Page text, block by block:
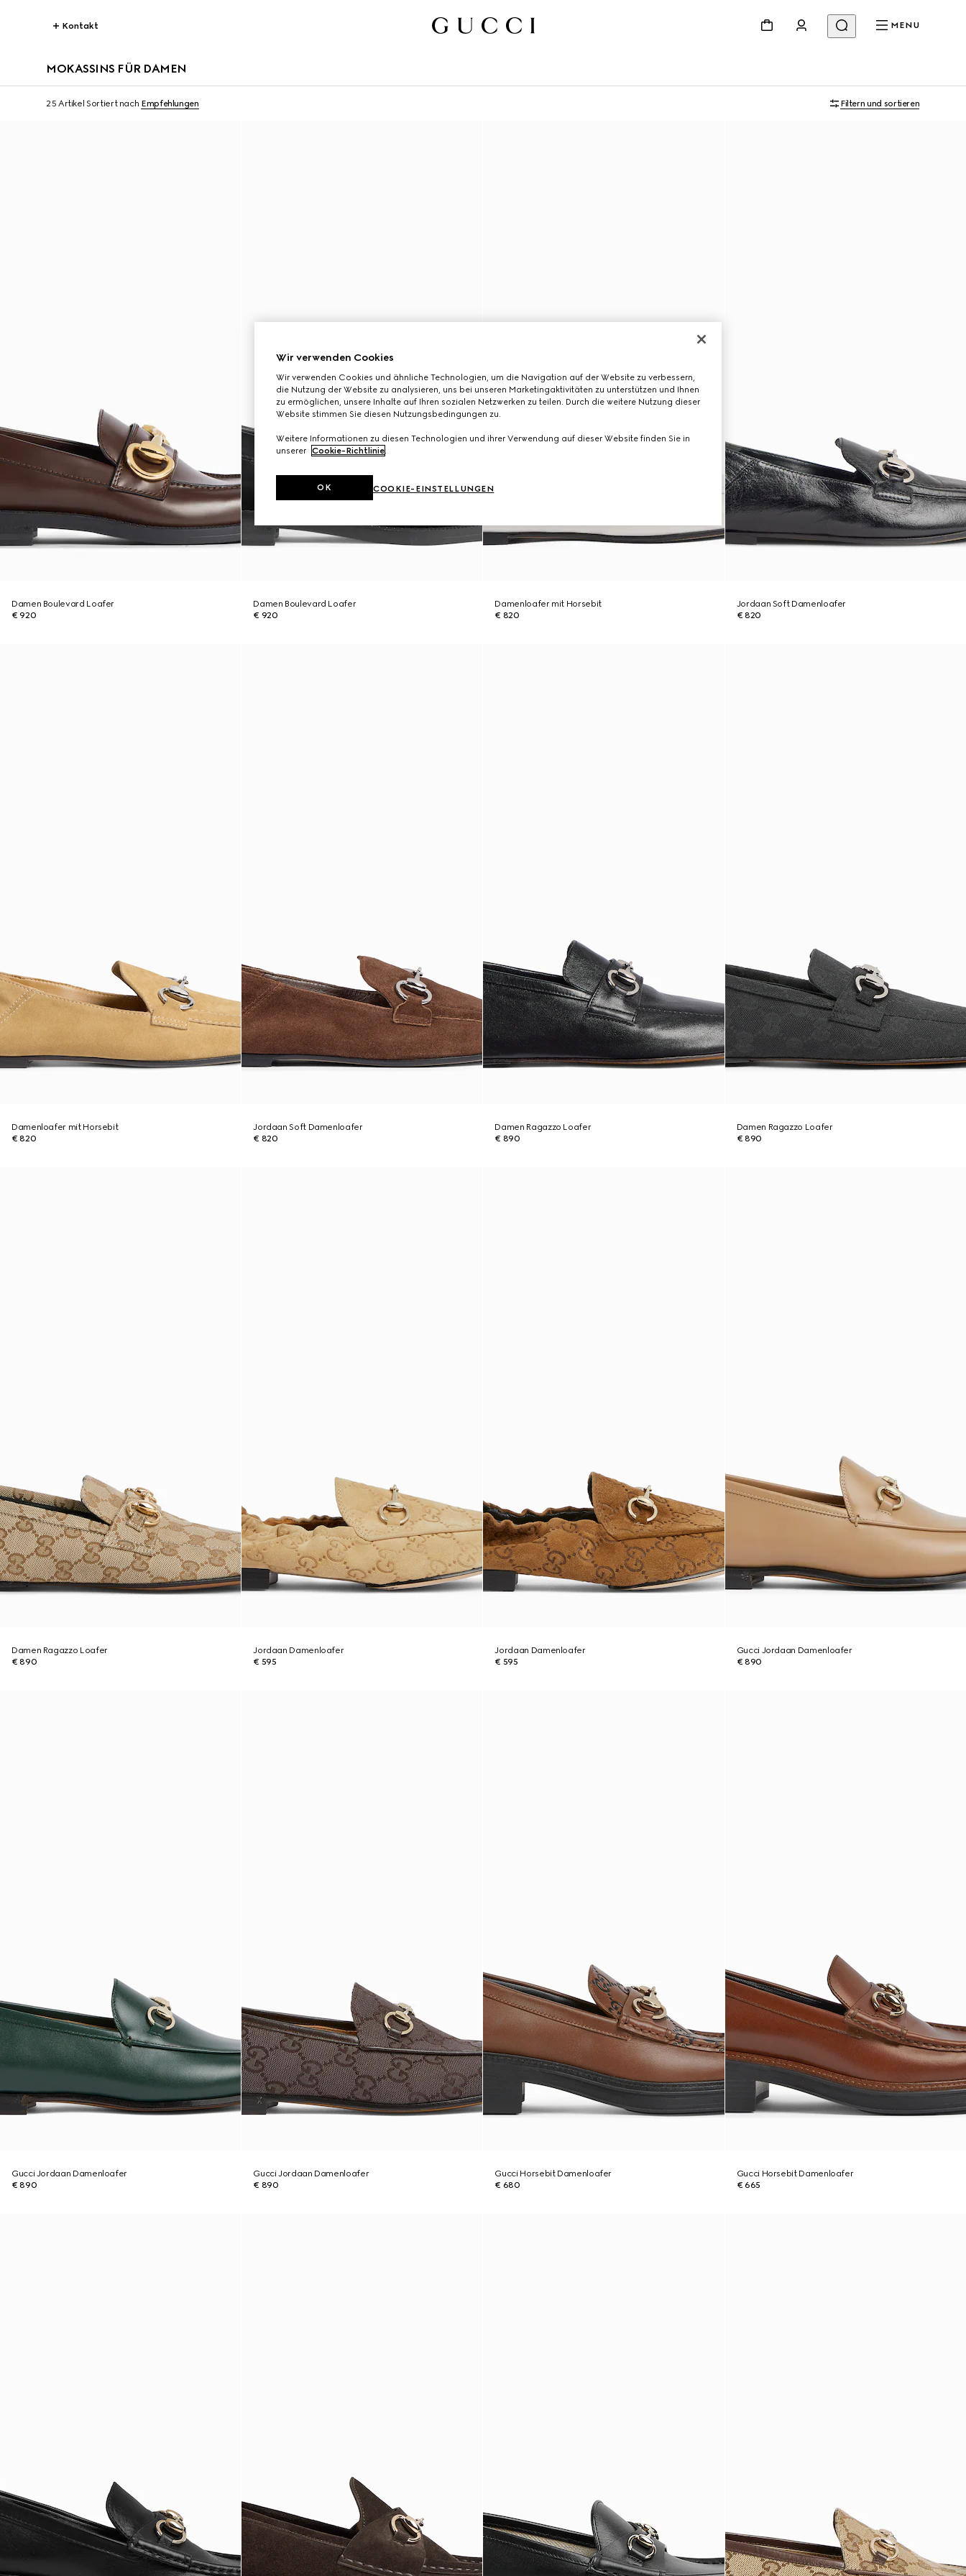
Kontakt MENU
MOKASSINS FÜR DAMEN
25 Artikel Sortiert nach Empfehlungen Filtern und sortieren
Damen Boulevard Loafer
€ 920
Damen Boulevard Loafer
€ 920
Damenloafer mit Horsebit
€ 820
Jordaan Soft Damenloafer
€ 820
Damenloafer mit Horsebit
€ 820
Jordaan Soft Damenloafer
€ 820
Damen Ragazzo Loafer
€ 890
Damen Ragazzo Loafer
€ 890
Damen Ragazzo Loafer
€ 890
Jordaan Damenloafer
€ 595
Jordaan Damenloafer
€ 595
Gucci Jordaan Damenloafer
€ 890
Gucci Jordaan Damenloafer
€ 890
Gucci Jordaan Damenloafer
€ 890
Gucci Horsebit Damenloafer
€ 680
Gucci Horsebit Damenloafer
€ 665
Wir verwenden Cookies
Wir verwenden Cookies und ähnliche Technologien, um die Navigation auf der Website zu verbessern,
die Nutzung der Website zu analysieren, uns bei unseren Marketingaktivitäten zu unterstützen und Ihnen
zu ermöglichen, unsere Inhalte auf Ihren sozialen Netzwerken zu teilen. Durch die weitere Nutzung dieser
Website stimmen Sie diesen Nutzungsbedingungen zu.
Weitere Informationen zu diesen Technologien und ihrer Verwendung auf dieser Website finden Sie in
unserer Cookie-Richtlinie.
COOKIE-EINSTELLUNGEN
OK